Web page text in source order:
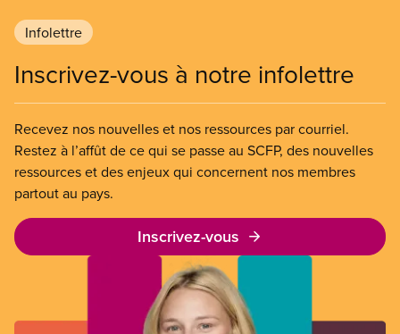
Infolettre
Inscrivez-vous à notre infolettre
Recevez nos nouvelles et nos ressources par courriel.
Restez à l’affût de ce qui se passe au SCFP, des nouvelles
ressources et des enjeux qui concernent nos membres
partout au pays.
Inscrivez-vous